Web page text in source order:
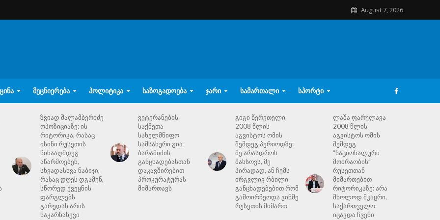
August 7, 2026
ᲛᲔᲪᲜᲘᲔᲠᲔᲑᲐ ᲞᲝᲚᲘᲢᲘᲙᲐ ᲡᲐᲖᲝᲒᲐᲓᲝᲔᲑᲐ ᲯᲐᲠᲘ ᲡᲐᲛᲐᲠᲗᲐᲚᲘ ᲡᲞᲝᲠᲢᲘ
ზვიად შალამბერიძე
ოპოზიციაზე: ის
რიტორიკა, რასაც
ისინი რუსეთის
წინააღმდეგ
აწარმოებენ,
სხვადასხვა ნაბიჯი,
რასაც დღეს დგამენ,
სწორედ ქვეყნის
ფარგლებს
გარედან არის
ნაკარნახევი
ვეტერანების
საქმეთა
სახელმწიფო
სამსახური გია
ბარამიძის
განცხადებასთან
დაკავშირებით
პროკურატურას
მიმართავს
გიგი წერეთელი
2008 წლის
აგვისტოს ომის
შემდეგ პერიოდზე:
მე არასდროს
მახსოვს, მე
პირადად, ან ჩემს
ირგვლივ რბილი
განცხადებებით რომ
გამოირჩეოდა ვინმე
რუსეთის მიმართ
ლაშა ფარულავა
2008 წლის
აგვისტოს ომის
შემდეგ
“ნაციონალური
მოძრაობის”
რუსეთთან
მიმართებით
რიტორიკაზე: არა
მხოლოდ მკაცრი,
საქართველო
იცავდა ჩვენი